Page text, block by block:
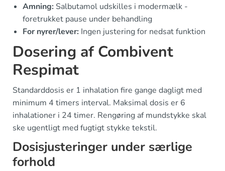
Amning: Salbutamol udskilles i modermælk -
foretrukket pause under behandling
For nyrer/lever: Ingen justering for nedsat funktion
Dosering af Combivent
Respimat
Standarddosis er 1 inhalation fire gange dagligt med
minimum 4 timers interval. Maksimal dosis er 6
inhalationer i 24 timer. Rengøring af mundstykke skal
ske ugentligt med fugtigt stykke tekstil.
Dosisjusteringer under særlige
forhold